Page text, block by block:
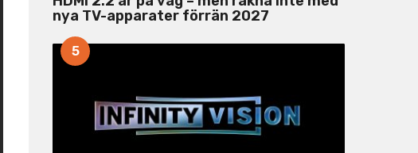
nya TV-apparater förrän 2027
5